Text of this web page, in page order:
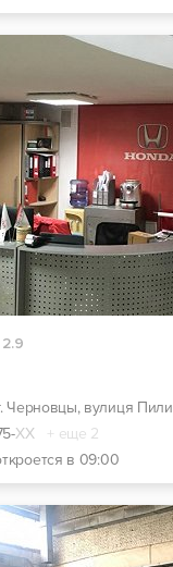
2.9
Черновцы, вулиця
ХХ
+ еще 2
в 09:00